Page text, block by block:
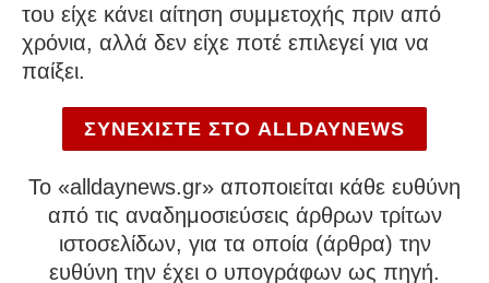
του είχε κάνει αίτηση συμμετοχής πριν από
χρόνια, αλλά δεν είχε ποτέ επιλεγεί για να
παίξει.
ΣΥΝΕΧΙΣΤΕ ΣΤΟ ALLDAYNEWS
To «alldaynews.gr» αποποιείται κάθε ευθύνη
από τις αναδημοσιεύσεις άρθρων τρίτων
ιστοσελίδων, για τα οποία (άρθρα) την
ευθύνη την έχει ο υπογράφων ως πηγή.